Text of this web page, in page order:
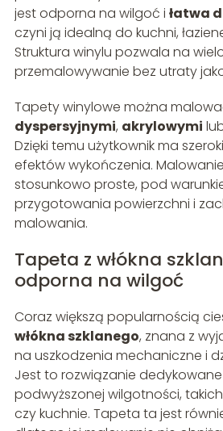
jest odporna na wilgoć i łatwa
czyni ją idealną do kuchni,
Struktura winylu pozwala na
przemalowywanie bez utraty
Tapety winylowe można
dyspersyjnymi, akrylowymi
Dzięki temu użytkownik ma
efektów wykończenia.
stosunkowo proste, pod
przygotowania powierzchni i
malowania.
Tapeta z włókna
odporna na wilgoć
Coraz większą popularnością
włókna szklanego, znana z
na uszkodzenia mechaniczne i
Jest to rozwiązanie
podwyższonej wilgotności, takich
czy kuchnie. Tapeta ta jest